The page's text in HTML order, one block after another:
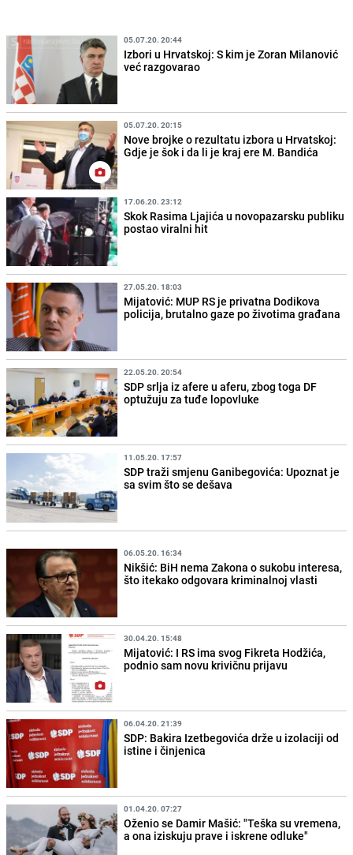
05.07.20. 20:44
Izbori u Hrvatskoj: S kim je Zoran Milanović
već razgovarao
05.07.20. 20:15
Nove brojke o rezultatu izbora u Hrvatskoj:
Gdje je šok i da li je kraj ere M. Bandića
17.06.20. 23:12
Skok Rasima Ljajića u novopazarsku publiku
postao viralni hit
27.05.20. 18:03
Mijatović: MUP RS je privatna Dodikova
policija, brutalno gaze po životima građana
22.05.20. 20:54
SDP srlja iz afere u aferu, zbog toga DF
optužuju za tuđe lopovluke
11.05.20. 17:57
SDP traži smjenu Ganibegovića: Upoznat je
sa svim što se dešava
06.05.20. 16:34
Nikšić: BiH nema Zakona o sukobu interesa,
što itekako odgovara kriminalnoj vlasti
30.04.20. 15:48
Mijatović: I RS ima svog Fikreta Hodžića,
podnio sam novu krivičnu prijavu
06.04.20. 21:39
SDP: Bakira Izetbegovića drže u izolaciji od
istine i činjenica
01.04.20. 07:27
Oženio se Damir Mašić: "Teška su vremena,
a ona iziskuju prave i iskrene odluke"